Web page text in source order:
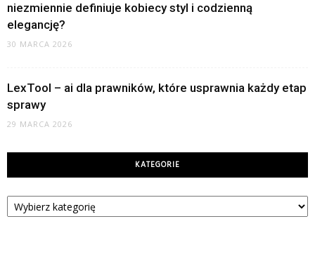
niezmiennie definiuje kobiecy styl i codzienną
elegancję?
30 MARCA 2026
LexTool – ai dla prawników, które usprawnia każdy etap
sprawy
29 MARCA 2026
KATEGORIE
Kategorie